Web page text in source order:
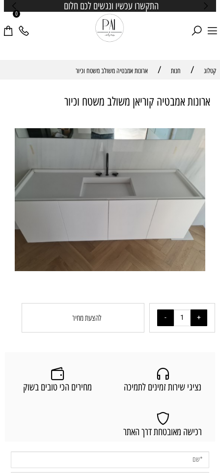
התקשרו עכשיו ונגשים לכם חלום
0
קטלוג / חנות / ארונות אמבטיה משולב משטח וכיור
ארונות אמבטיה קוריאן משולב משטח וכיור
להצעת מחיר
נציגי שירות זמינים לתמיכה מחירים הכי טובים בשוק
רכישה מאובטחת דרך האתר